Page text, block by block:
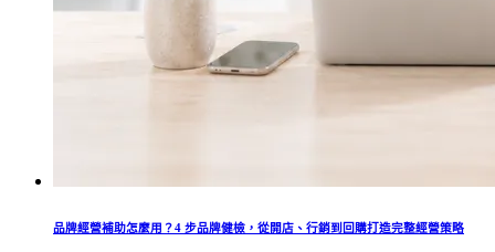
品牌經營補助怎麼用？4 步品牌健檢，從開店、行銷到回購打造完整經營策略